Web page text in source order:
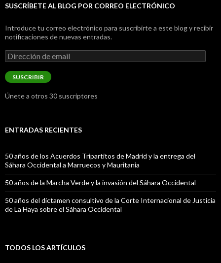
SUSCRÍBETE AL BLOG POR CORREO ELECTRÓNICO
Introduce tu correo electrónico para suscribirte a este blog y recibir
notificaciones de nuevas entradas.
Dirección
de
email
SUSCRIBIR
Únete a otros 30 suscriptores
ENTRADAS RECIENTES
50 años de los Acuerdos Tripartitos de Madrid y la entrega del
Sáhara Occidental a Marruecos y Mauritania
50 años de la Marcha Verde y la invasión del Sáhara Occidental
50 años del dictamen consultivo de la Corte Internacional de Justicia
de La Haya sobre el Sáhara Occidental
TODOS LOS ARTÍCULOS